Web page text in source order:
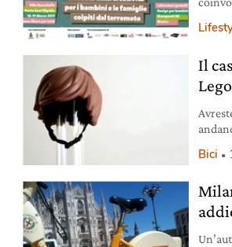
Il
Lego
casco
Bici